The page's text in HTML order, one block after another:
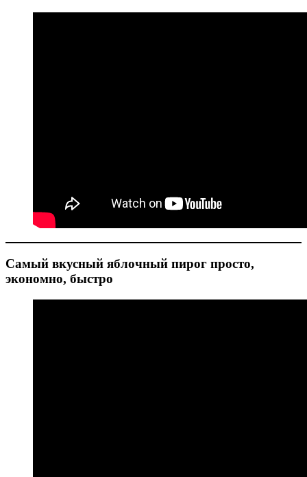
Самый вкусный яблочный пирог просто,
экономно, быстро